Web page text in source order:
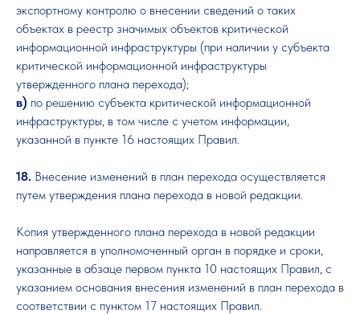
экспортному контролю о внесении сведений о таких
объектах в реестр значимых объектов критической
информационной инфраструктуры (при наличии у субъекта
критической информационной инфраструктуры
утвержденного плана перехода);
в) по решению субъекта критической информационной
инфраструктуры, в том числе с учетом информации,
указанной в пункте 16 настоящих Правил.
18. Внесение изменений в план перехода осуществляется
путем утверждения плана перехода в новой редакции.
Копия утвержденного плана перехода в новой редакции
направляется в уполномоченный орган в порядке и сроки,
указанные в абзаце первом пункта 10 настоящих Правил, с
указанием основания внесения изменений в план перехода в
соответствии с пунктом 17 настоящих Правил.